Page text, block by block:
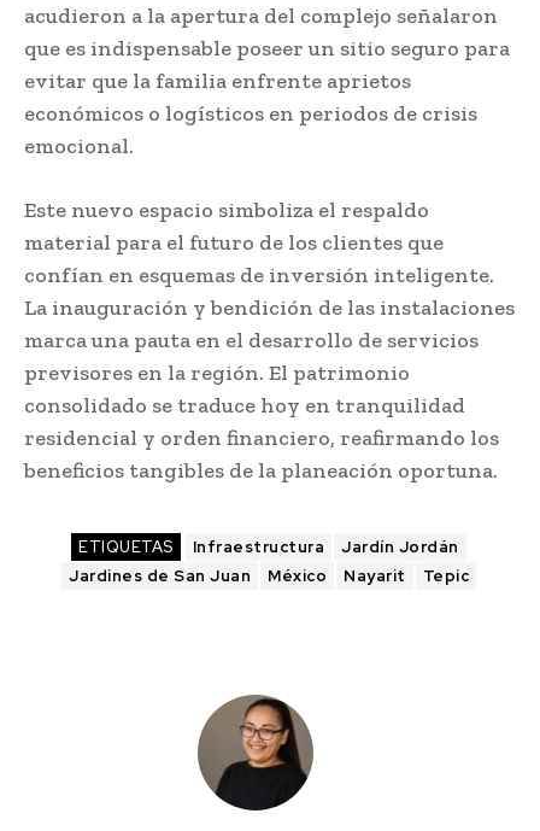
acudieron a la apertura del complejo señalaron
que es indispensable poseer un sitio seguro para
evitar que la familia enfrente aprietos
económicos o logísticos en periodos de crisis
emocional.
Este nuevo espacio simboliza el respaldo
material para el futuro de los clientes que
confían en esquemas de inversión inteligente.
La inauguración y bendición de las instalaciones
marca una pauta en el desarrollo de servicios
previsores en la región. El patrimonio
consolidado se traduce hoy en tranquilidad
residencial y orden financiero, reafirmando los
beneficios tangibles de la planeación oportuna.
ETIQUETAS Infraestructura
Jardín Jordán
Jardines de San Juan
México Nayarit Tepic